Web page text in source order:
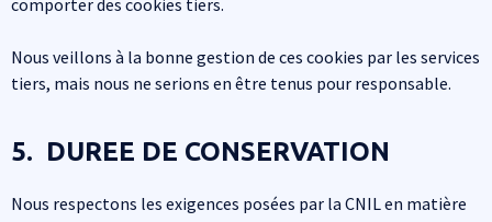
comporter des cookies tiers.
Nous veillons à la bonne gestion de ces cookies par les services
tiers, mais nous ne serions en être tenus pour responsable.
5. DUREE DE CONSERVATION
Nous respectons les exigences posées par la CNIL en matière